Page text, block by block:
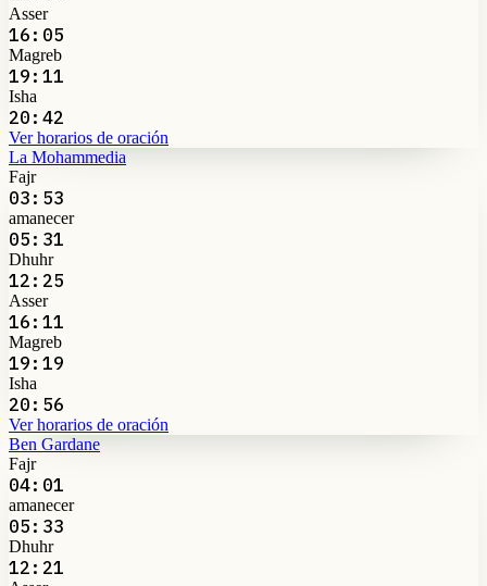
Asser
16:05
Magreb
19:11
Isha
20:42
Ver horarios de oración
La Mohammedia
Fajr
03:53
amanecer
05:31
Dhuhr
12:25
Asser
16:11
Magreb
19:19
Isha
20:56
Ver horarios de oración
Ben Gardane
Fajr
04:01
amanecer
05:33
Dhuhr
12:21